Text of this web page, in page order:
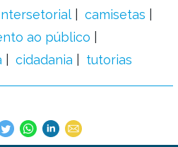
camisetas
ao público
cidadania tutorias